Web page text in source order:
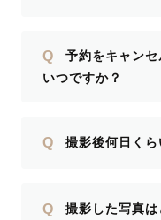
Q
予約をキャン
いつですか？
Q 撮影後何日く
Q 撮影した写真